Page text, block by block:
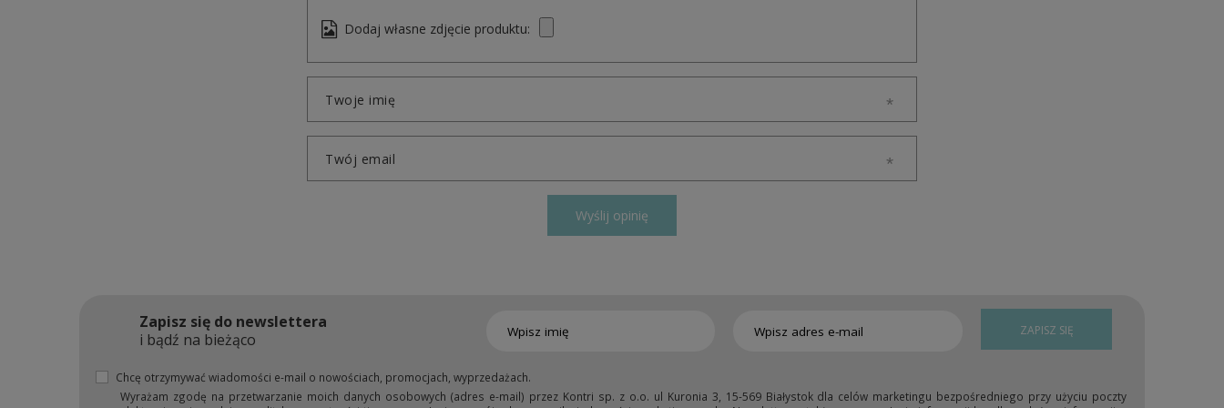
Dodaj własne zdjęcie produktu:
Twoje imię
Twój email
Wyślij opinię
Zapisz się do newslettera
i bądź na bieżąco
ZAPISZ SIĘ
Chcę otrzymywać wiadomości e-mail o nowościach, promocjach, wyprzedażach.
Wyrażam zgodę na przetwarzanie moich danych osobowych (adres e-mail) przez Kontri sp. z o.o. ul Kuronia 3, 15-569 Białystok dla celów marketingu bezpośredniego przy użyciu poczty